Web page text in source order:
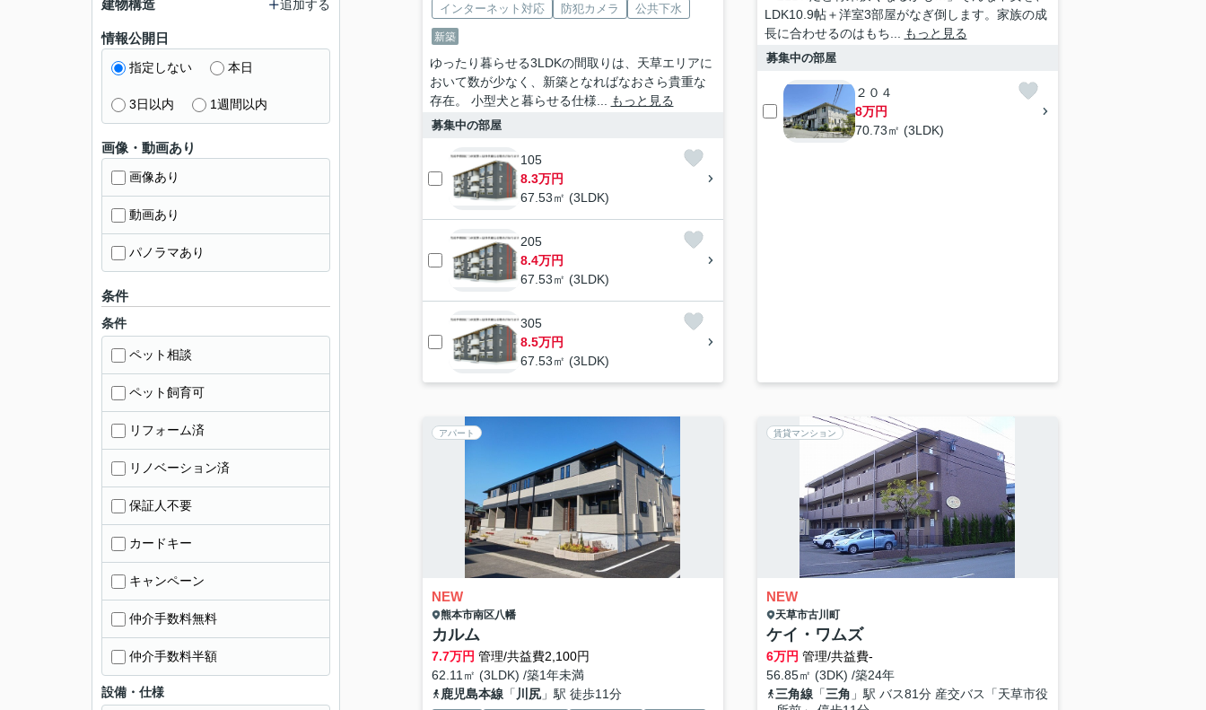
インターネット対応
防犯カメラ 公共下水
新築
ゆったり暮らせる3LDKの間取りは、天草エリアに
おいて数が少なく、新築となればなおさら貴重な
存在。 小型犬と暮らせる仕様...
もっと見る
募集中の部屋
105
8.3万円
67.53㎡ (3LDK)
205
8.4万円
67.53㎡ (3LDK)
305
8.5万円
67.53㎡ (3LDK)
LDK10.9帖＋洋室3部屋がなぎ倒します。家族の成
長に合わせるのはもち...
もっと見る
募集中の部屋
２０４
8万円
70.73㎡ (3LDK)
アパート
NEW
熊本市南区八幡
カルム
7.7万円 管理/共益費2,100円
62.11㎡ (3LDK) /築1年未満
鹿児島本線「 川尻」駅 徒歩11分
賃貸マンション
NEW
天草市古川町
ケイ・ワムズ
6万円 管理/共益費-
56.85㎡ (3DK) /築24年
三角線「三角 」駅 バス81分 産交バス「天草市役
建物構造 追加する
情報公開日
指定しない 本日
3日以内 1週間以内
画像・動画あり
画像あり
動画あり
パノラマあり
条件
条件
ペット相談
ペット飼育可
リフォーム済
リノベーション済
保証人不要
カードキー
キャンペーン
仲介手数料無料
仲介手数料半額
設備・仕様